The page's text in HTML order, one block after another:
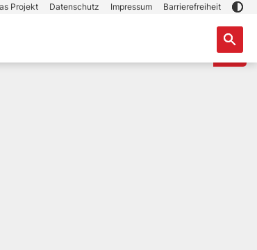
Projekt Datenschutz Impressum Barrierefreiheit